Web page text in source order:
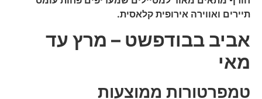
תיירים ואווירה אירופית קלאסית.
אביב בבודפשט – מרץ עד
מאי
טמפרטורות ממוצעות